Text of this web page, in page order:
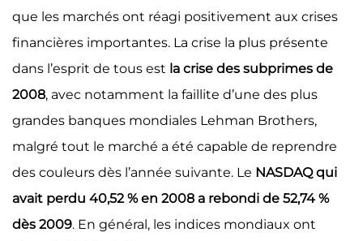
que les marchés ont réagi positivement aux crises
financières importantes. La crise la plus présente
dans l’esprit de tous est la crise des subprimes de
2008, avec notamment la faillite d’une des plus
grandes banques mondiales Lehman Brothers,
malgré tout le marché a été capable de reprendre
des couleurs dès l’année suivante. Le NASDAQ qui
avait perdu 40,52 % en 2008 a rebondi de 52,74 %
dès 2009. En général, les indices mondiaux ont